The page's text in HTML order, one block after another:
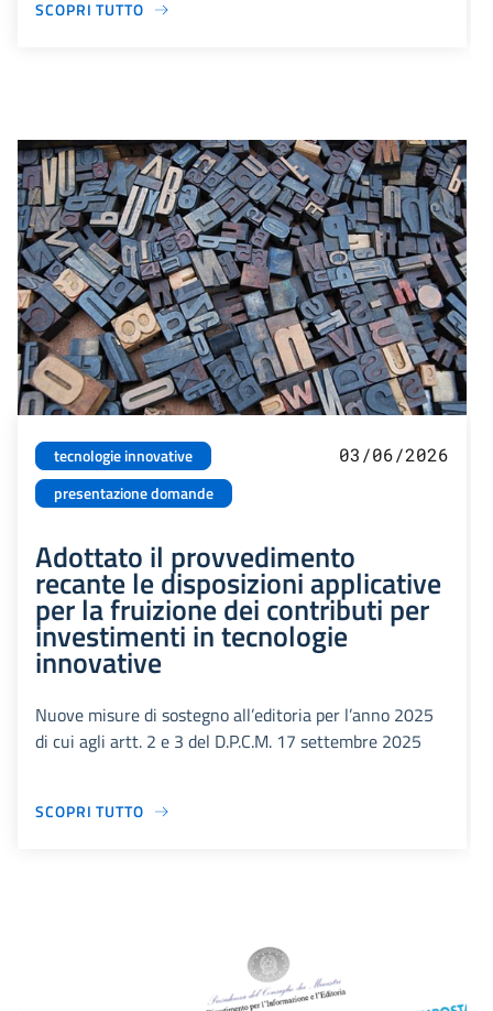
SCOPRI TUTTO
tecnologie innovative
presentazione domande
03/06/2026
Adottato il provvedimento
recante le disposizioni applicative
per la fruizione dei contributi per
investimenti in tecnologie
innovative
Nuove misure di sostegno all’editoria per l’anno 2025
di cui agli artt. 2 e 3 del D.P.C.M. 17 settembre 2025
SCOPRI TUTTO